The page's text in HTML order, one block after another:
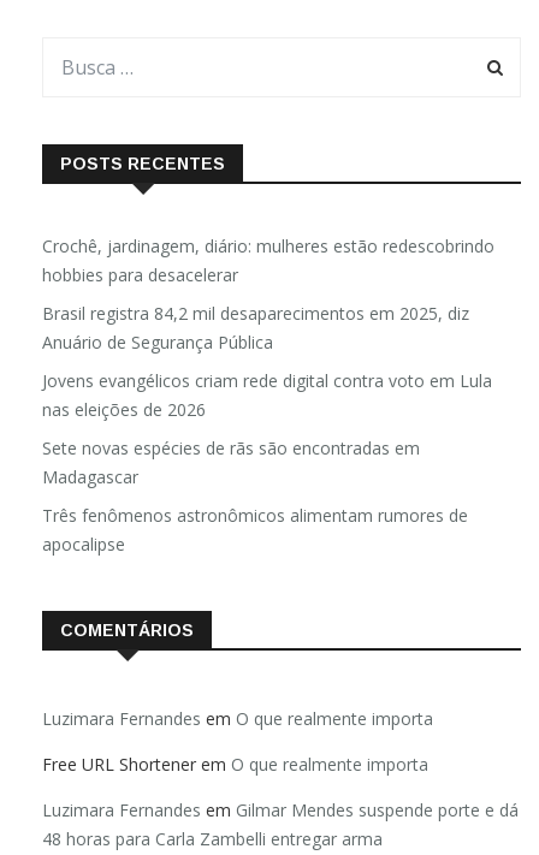
POSTS RECENTES
Crochê, jardinagem, diário: mulheres estão redescobrindo
hobbies para desacelerar
Brasil registra 84,2 mil desaparecimentos em 2025, diz
Anuário de Segurança Pública
Jovens evangélicos criam rede digital contra voto em Lula
nas eleições de 2026
Sete novas espécies de rãs são encontradas em
Madagascar
Três fenômenos astronômicos alimentam rumores de
apocalipse
COMENTÁRIOS
Luzimara Fernandes em O que realmente importa
Free URL Shortener em O que realmente importa
Luzimara Fernandes em Gilmar Mendes suspende porte e dá
48 horas para Carla Zambelli entregar arma